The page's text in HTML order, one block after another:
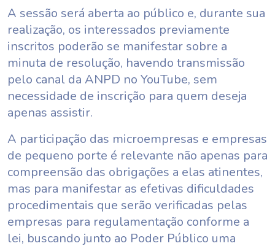
A sessão será aberta ao público e, durante sua
realização, os interessados previamente
inscritos poderão se manifestar sobre a
minuta de resolução, havendo transmissão
pelo canal da ANPD no YouTube, sem
necessidade de inscrição para quem deseja
apenas assistir.
A participação das microempresas e empresas
de pequeno porte é relevante não apenas para
compreensão das obrigações a elas atinentes,
mas para manifestar as efetivas dificuldades
procedimentais que serão verificadas pelas
empresas para regulamentação conforme a
lei, buscando junto ao Poder Público uma